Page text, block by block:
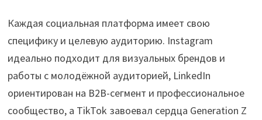
Каждая социальная платформа имеет свою
специфику и целевую аудиторию. Instagram
идеально подходит для визуальных брендов и
работы с молодёжной аудиторией, LinkedIn
ориентирован на B2B-сегмент и профессиональное
сообщество, а TikTok завоевал сердца Generation Z